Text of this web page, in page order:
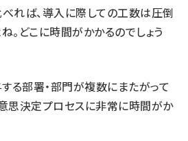
れば、導入に際しての工数は圧倒
。どこに時間がかかるのでしょう
る部署・部門が複数にまたがって
思決定プロセスに非常に時間がか